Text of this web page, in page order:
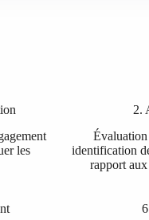
les
2.
identification
rapport